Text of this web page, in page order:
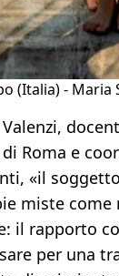
(Italia) - Maria
Roma e
«il
miste come
il rapporto
per una